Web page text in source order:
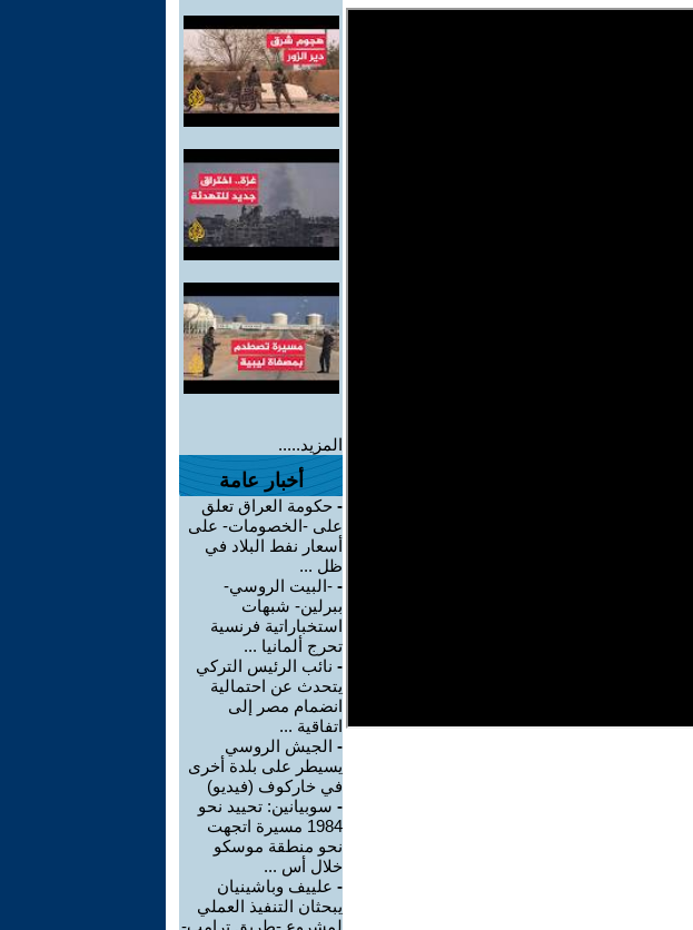
المزيد.....
أخبار عامة
- حكومة العراق تعلق
على -الخصومات- على
أسعار نفط البلاد في
ظل ...
- -البيت الروسي-
ببرلين- شبهات
استخباراتية فرنسية
تحرج ألمانيا ...
- نائب الرئيس التركي
يتحدث عن احتمالية
انضمام مصر إلى
اتفاقية ...
- الجيش الروسي
يسيطر على بلدة أخرى
في خاركوف (فيديو)
- سوبيانين: تحييد نحو
1984 مسيرة اتجهت
نحو منطقة موسكو
خلال أس ...
- علييف وباشينيان
يبحثان التنفيذ العملي
لمشروع -طريق ترامب-